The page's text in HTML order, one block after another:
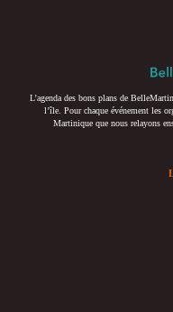
L’agenda des bons plans de
l’île. Pour chaque événement les
Martinique que nous relayons